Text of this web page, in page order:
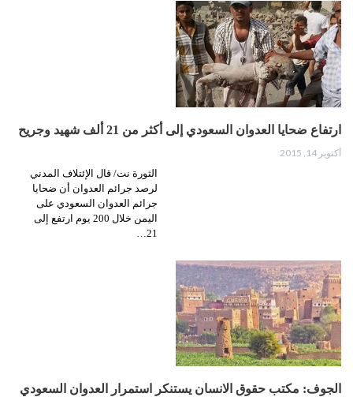
ارتفاع ضحايا العدوان السعودي إلى أكثر من 21 ألف شهيد وجريح
أكتوبر 14, 2015
الثورة نت/ قال الإئتلاف المدني
لرصد جرائم العدوان أن ضحايا
جرائم العدوان السعودي على
اليمن خلال 200 يوم ارتفع إلى
21…
الجوف: مكتب حقوق الانسان يستنكر استمرار العدوان السعودي